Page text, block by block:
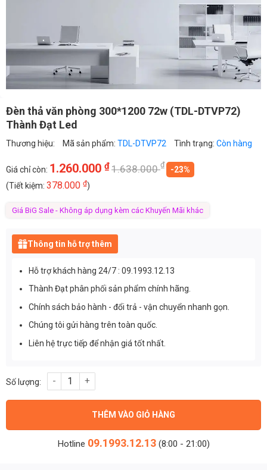
Đèn thả văn phòng 300*1200 72w (TDL-DTVP72)
Thành Đạt Led
Thương hiệu: Mã sản phẩm: TDL-DTVP72 Tình trạng: Còn hàng
Giá chỉ còn: 1.260.000 ₫1.638.000₫
-23%
(Tiết kiệm: 378.000 ₫)
Giá BiG Sale - Không áp dụng kèm các Khuyến Mãi khác
Thông tin hỗ trợ thêm
Hỗ trợ khách hàng 24/7 : 09.1993.12.13
Thành Đạt phân phối sản phẩm chính hãng.
Chính sách bảo hành - đổi trả - vận chuyển nhanh gọn.
Chúng tôi gửi hàng trên toàn quốc.
Liên hệ trực tiếp để nhận giá tốt nhất.
Đèn thả văn phòng 300*1200 72w (TDL-DTVP72) Thành Đạt
THÊM VÀO GIỎ HÀNG
Hotline 09.1993.12.13 (8:00 - 21:00)